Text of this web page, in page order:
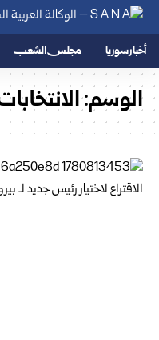
أخبار سوريا مجلس الشعب
الوسم: